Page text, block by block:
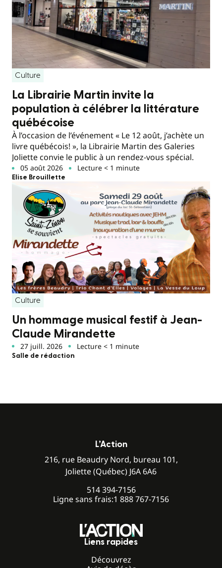
Culture
La Librairie Martin invite la
population à célébrer la littérature
québécoise
À l’occasion de l’événement « Le 12 août, j’achète un
livre québécois! », la Librairie Martin des Galeries
Joliette convie le public à un rendez-vous spécial.
05 août 2026 Lecture < 1 minute
Elise Brouillette
Culture
Un hommage musical festif à Jean-
Claude Mirandette
27 juill. 2026 Lecture < 1 minute
Salle de rédaction
L’Action
216, rue Beaudry Nord, bureau 101,
Joliette (Québec) J6A 6A6
514 394-7156
Ligne sans frais:1 888 767-7156
Liens rapides
Découvrez